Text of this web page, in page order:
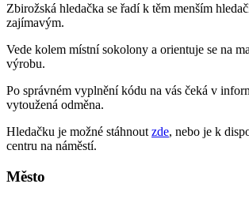
Zbirožská hledačka se řadí k těm menším
zajímavým.
Vede kolem místní sokolony a orientuje se na
výrobu.
Po správném vyplnění kódu na vás čeká v
vytoužená odměna.
Hledačku je možné stáhnout zde, nebo je k
centru na náměstí.
Město